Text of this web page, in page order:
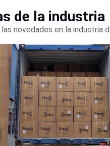
HIKVISION
y
Body
Cámaras
Dash
de la industria
novedades en la industria